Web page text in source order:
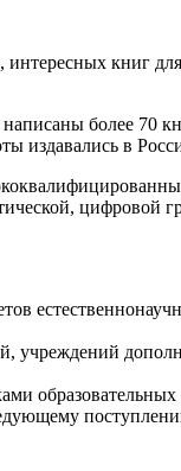
книг
более 70
издавались в
цифровой
учреждений